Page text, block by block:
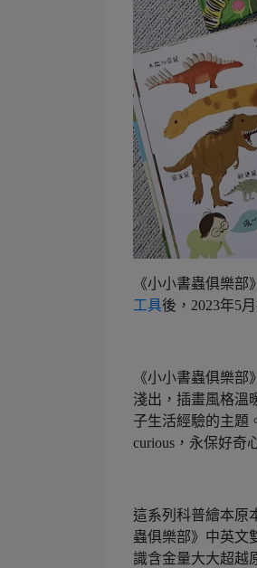
《小小書蟲俱樂
工具後，2023年5
《小小書蟲俱樂
淺出，插畫風格溫
子生活經驗的主題
curious，永保好奇
這系列科普繪本原
蟲俱樂部》中英文
識含金量大大超越